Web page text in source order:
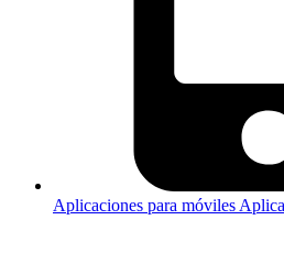
Aplicaciones para móviles